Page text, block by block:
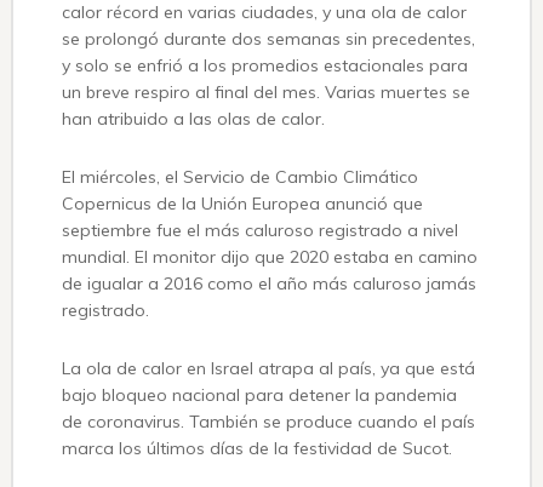
calor récord en varias ciudades, y una ola de calor
se prolongó durante dos semanas sin precedentes,
y solo se enfrió a los promedios estacionales para
un breve respiro al final del mes. Varias muertes se
han atribuido a las olas de calor.
El miércoles, el Servicio de Cambio Climático
Copernicus de la Unión Europea anunció que
septiembre fue el más caluroso registrado a nivel
mundial. El monitor dijo que 2020 estaba en camino
de igualar a 2016 como el año más caluroso jamás
registrado.
La ola de calor en Israel atrapa al país, ya que está
bajo bloqueo nacional para detener la pandemia
de coronavirus. También se produce cuando el país
marca los últimos días de la festividad de Sucot.